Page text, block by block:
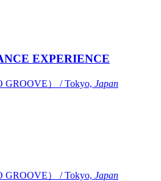
EXPERIENCE
） / Tokyo, Japan
） / Tokyo, Japan